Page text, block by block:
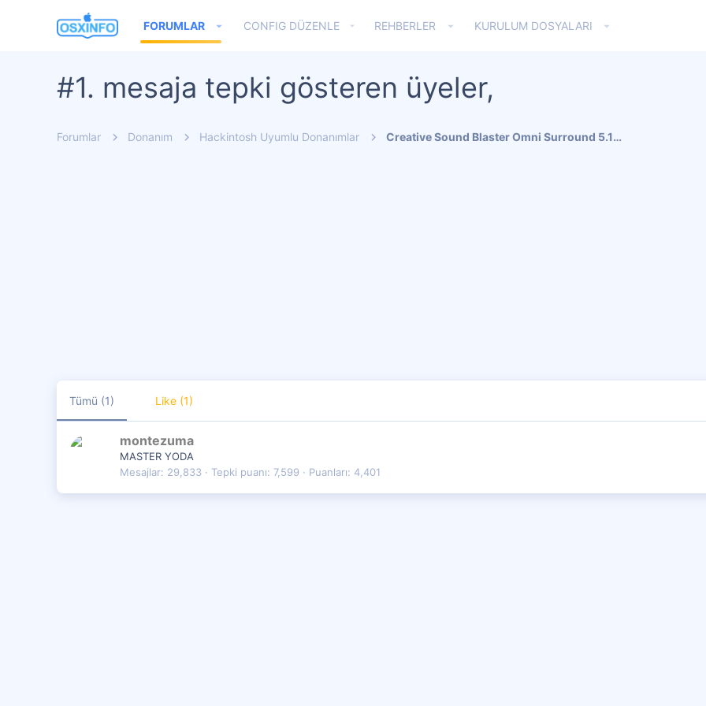
FORUMLAR CONFIG DÜZENLE REHBERLER KURULUM DOSYALARI
#1. mesaja tepki gösteren üyeler,
Forumlar Donanım Hackintosh Uyumlu Donanımlar Creative Sound Blaster Omni Surround 5.1 (Harici Ses Kartı)
Tümü (1) Like (1)
montezuma
MASTER YODA
Mesajlar 29,833 Tepki puanı 7,599 Puanları 4,401